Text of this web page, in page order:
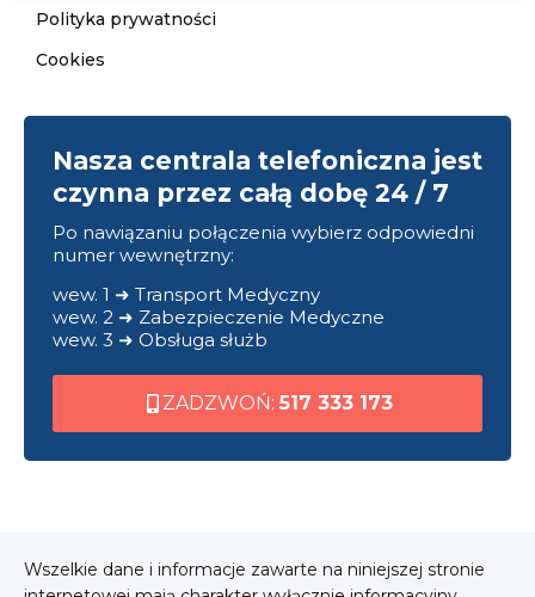
Polityka prywatności
Cookies
Nasza centrala telefoniczna jest
czynna przez całą dobę 24 / 7
Po nawiązaniu połączenia wybierz odpowiedni
numer wewnętrzny:
wew. 1 ➜ Transport Medyczny
wew. 2 ➜ Zabezpieczenie Medyczne
wew. 3 ➜ Obsługa służb
ZADZWOŃ: 517 333 173
Wszelkie dane i informacje zawarte na niniejszej stronie